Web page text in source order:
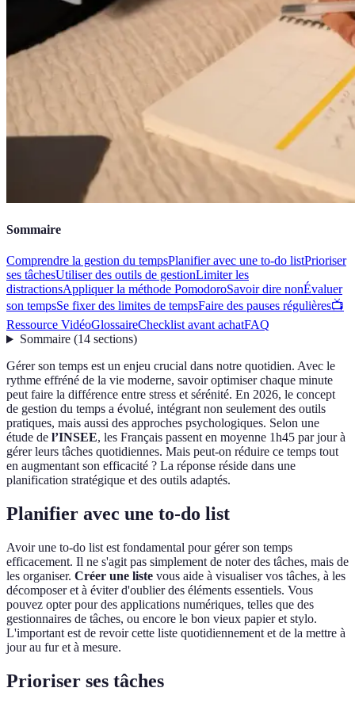
Sommaire
Comprendre la gestion du tempsPlanifier avec une to-do listPrioriser
ses tâchesUtiliser des outils de gestionLimiter les
distractionsAppliquer la méthode PomodoroSavoir dire nonÉvaluer
son tempsSe fixer des limites de tempsFaire des pauses régulières📺
Ressource VidéoGlossaireChecklist avant achatFAQ
Sommaire(14 sections)
Gérer son temps est un enjeu crucial dans notre quotidien. Avec le
rythme effréné de la vie moderne, savoir optimiser chaque minute
peut faire la différence entre stress et sérénité. En 2026, le concept
de gestion du temps a évolué, intégrant non seulement des outils
pratiques, mais aussi des approches psychologiques. Selon une
étude de l’INSEE, les Français passent en moyenne 1h45 par jour à
gérer leurs tâches quotidiennes. Mais peut-on réduire ce temps tout
en augmentant son efficacité ? La réponse réside dans une
planification stratégique et des outils adaptés.
Planifier avec une to-do list
Avoir une to-do list est fondamental pour gérer son temps
efficacement. Il ne s'agit pas simplement de noter des tâches, mais de
les organiser. Créer une liste vous aide à visualiser vos tâches, à les
décomposer et à éviter d'oublier des éléments essentiels. Vous
pouvez opter pour des applications numériques, telles que des
gestionnaires de tâches, ou encore le bon vieux papier et stylo.
L'important est de revoir cette liste quotidiennement et de la mettre à
jour au fur et à mesure.
Prioriser ses tâches